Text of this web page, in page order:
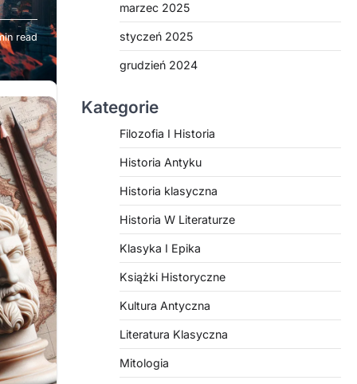
read
marzec 2025
styczeń 2025
grudzień 2024
Kategorie
Filozofia I Historia
Historia Antyku
Historia klasyczna
Historia W Literaturze
Klasyka I Epika
Książki Historyczne
Kultura Antyczna
Literatura Klasyczna
Mitologia